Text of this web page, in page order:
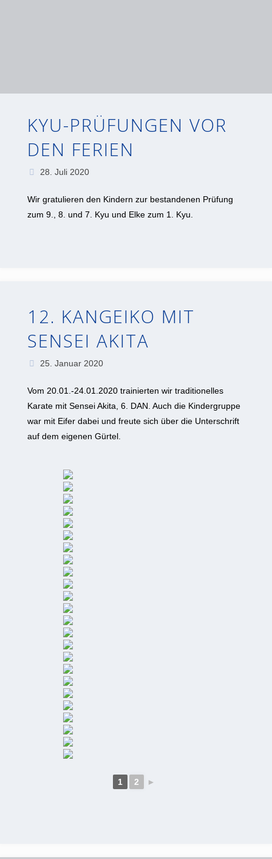
KYU-PRÜFUNGEN VOR
DEN FERIEN
28. Juli 2020
Wir gratulieren den Kindern zur bestandenen Prüfung
zum 9., 8. und 7. Kyu und Elke zum 1. Kyu.
12. KANGEIKO MIT
SENSEI AKITA
25. Januar 2020
Vom 20.01.-24.01.2020 trainierten wir traditionelles
Karate mit Sensei Akita, 6. DAN. Auch die Kindergruppe
war mit Eifer dabei und freute sich über die Unterschrift
auf dem eigenen Gürtel.
1 2 ►